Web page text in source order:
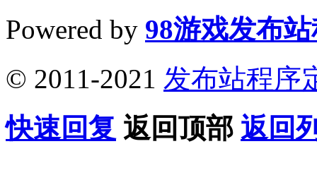
Powered by 98游戏发布
© 2011-2021 发布站程序
快速回复 返回顶部 返回